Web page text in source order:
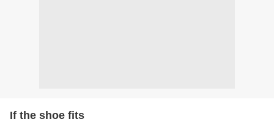
If the shoe fits